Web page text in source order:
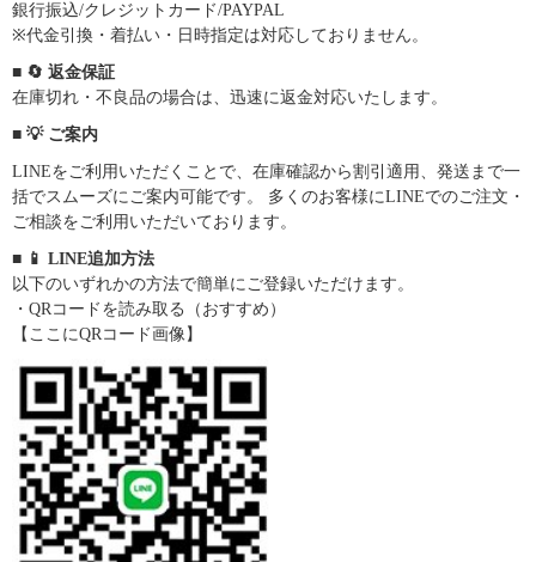
銀行振込/クレジットカード/PAYPAL
※代金引換・着払い・日時指定は対応しておりません。
■ 🔄 返金保証
在庫切れ・不良品の場合は、迅速に返金対応いたします。
■ 💡 ご案内
LINEをご利用いただくことで、在庫確認から割引適用、発送まで一
括でスムーズにご案内可能です。 多くのお客様にLINEでのご注文・
ご相談をご利用いただいております。
■ 📱 LINE追加方法
以下のいずれかの方法で簡単にご登録いただけます。
・QRコードを読み取る（おすすめ）
【ここにQRコード画像】